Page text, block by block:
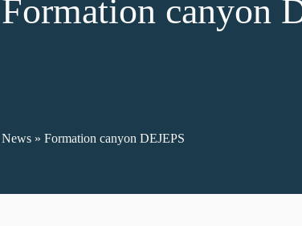
Formation canyon
News » Formation canyon DEJEPS